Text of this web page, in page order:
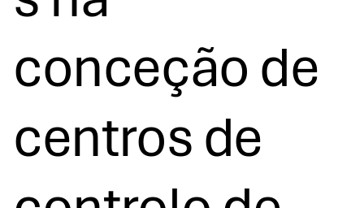
conceção de
centros de